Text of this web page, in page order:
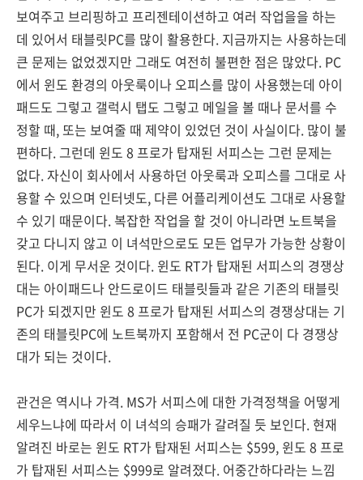
보여주고 브리핑하고 프리젠테이션하고 여러 작업을을 하는
데 있어서 태블릿PC를 많이 활용한다. 지금까지는 사용하는데
큰 문제는 없었겠지만 그래도 여전히 불편한 점은 많았다. PC
에서 윈도 환경의 아웃룩이나 오피스를 많이 사용했는데 아이
패드도 그렇고 갤럭시 탭도 그렇고 메일을 볼 때나 문서를 수
정할 때, 또는 보여줄 때 제약이 있었던 것이 사실이다. 많이 불
편하다. 그런데 윈도 8 프로가 탑재된 서피스는 그런 문제는
없다. 자신이 회사에서 사용하던 아웃룩과 오피스를 그대로 사
용할 수 있으며 인터넷도, 다른 어플리케이션도 그대로 사용할
수 있기 때문이다. 복잡한 작업을 할 것이 아니라면 노트북을
갖고 다니지 않고 이 녀석만으로도 모든 업무가 가능한 상황이
된다. 이게 무서운 것이다. 윈도 RT가 탑재된 서피스의 경쟁상
대는 아이패드나 안드로이드 태블릿들과 같은 기존의 태블릿
PC가 되겠지만 윈도 8 프로가 탑재된 서피스의 경쟁상대는 기
존의 태블릿PC에 노트북까지 포함해서 전 PC군이 다 경쟁상
대가 되는 것이다.
관건은 역시나 가격. MS가 서피스에 대한 가격정책을 어떻게
세우느냐에 따라서 이 녀석의 승패가 갈려질 듯 보인다. 현재
알려진 바로는 윈도 RT가 탑재된 서피스는 $599, 윈도 8 프로
가 탑재된 서피스는 $999로 알려졌다. 어중간하다라는 느낌